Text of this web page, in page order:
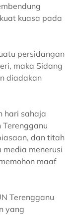
kuasa pada
persidangan
maka Sidang
diadakan
hari sahaja
dan titah
media menerusi
maaf
Terengganu
yang